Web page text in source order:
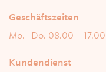
Geschäftszeiten
Mo.- Do. 08.00 –
Kundendienst